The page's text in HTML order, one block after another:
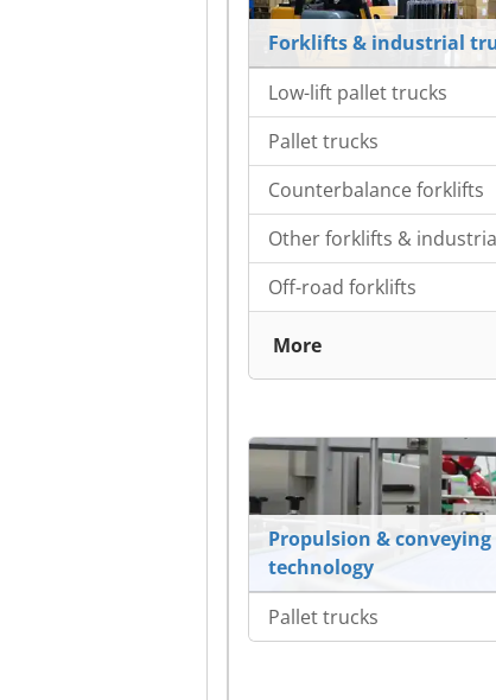
Forklifts & industrial
Low-lift pallet trucks
Pallet trucks
Counterbalance forklifts
Other forklifts &
Off-road forklifts
More
Propulsion & conveying
technology
Pallet trucks